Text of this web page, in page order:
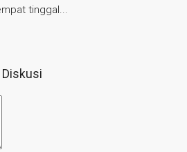
tinggal...
Diskusi